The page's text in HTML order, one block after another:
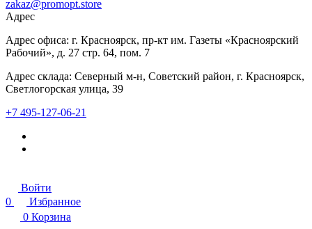
zakaz@promopt.store
Адрес
Адрес офиса: г. Красноярск, пр-кт им. Газеты «Красноярский
Рабочий», д. 27 стр. 64, пом. 7
Адрес склада: Северный м-н, Советский район, г. Красноярск,
Светлогорская улица, 39
+7 495-127-06-21
Войти
0
Избранное
0 Корзина